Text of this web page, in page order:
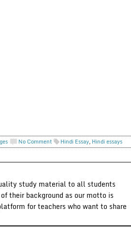
No Comment Hindi Essay, Hindi essays
study material to all students
their background as our motto is
for teachers who want to share